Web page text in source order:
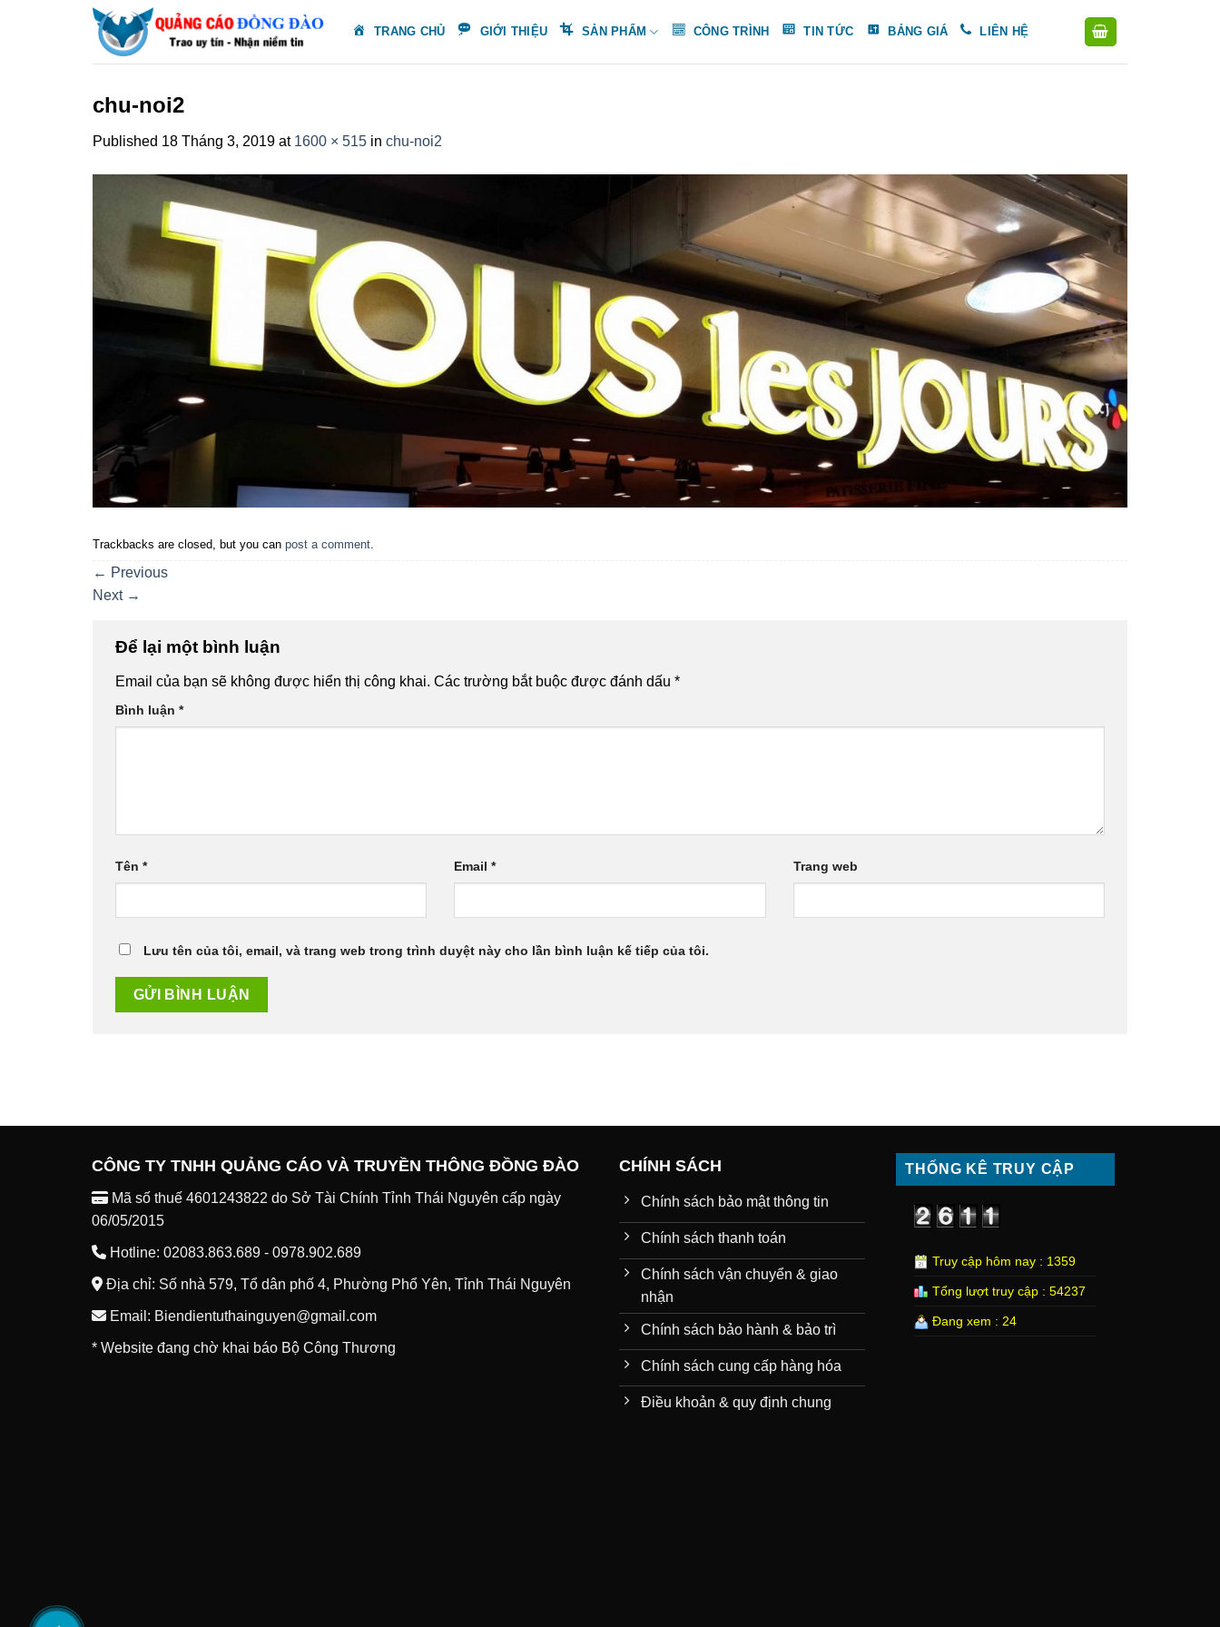
TRANG CHỦ GIỚI THIỆU SẢN PHẨM CÔNG TRÌNH TIN TỨC BẢNG GIÁ LIÊN HỆ
chu-noi2
Published 18 Tháng 3, 2019 at 1600 × 515 in chu-noi2
Trackbacks are closed, but you can post a comment
← Previous
Next →
Để lại một bình luận
Email của bạn sẽ không được hiển thị công khai. Các trường bắt buộc được đánh dấu *
Bình luận *
Tên * Email* Trang web
Lưu tên của tôi, email, và trang web trong trình duyệt này cho lần bình luận kế tiếp của tôi.
CÔNG TY TNHH QUẢNG CÁO VÀ TRUYỀN THÔNG ĐỒNG ĐÀO
Mã số thuế 4601243822 do Sở Tài Chính Tỉnh Thái Nguyên cấp ngày
06/05/2015
Hotline: 02083.863.689 - 0978.902.689
Địa chỉ: Số nhà 579, Tổ dân phố 4, Phường Phổ Yên, Tỉnh Thái Nguyên
Email: Biendientuthainguyen@gmail.com
* Website đang chờ khai báo Bộ Công Thương
CHÍNH SÁCH
Chính sách bảo mật thông tin
Chính sách thanh toán
Chính sách vận chuyển & giao
nhận
Chính sách bảo hành & bảo trì
Chính sách cung cấp hàng hóa
Điều khoản & quy định chung
THỐNG KÊ TRUY CẬP
Truy cập hôm nay : 1359
Tổng lượt truy cập : 54237
Đang xem : 24